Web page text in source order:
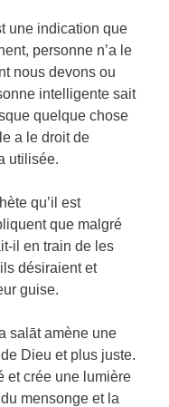
une indication que
personne n’a le
nous devons ou
intelligente sait
quelque chose
a le droit de
utilisée.
qu’il est
que malgré
il en train de les
désiraient et
guise.
salāt amène une
Dieu et plus juste.
et crée une lumière
mensonge et la